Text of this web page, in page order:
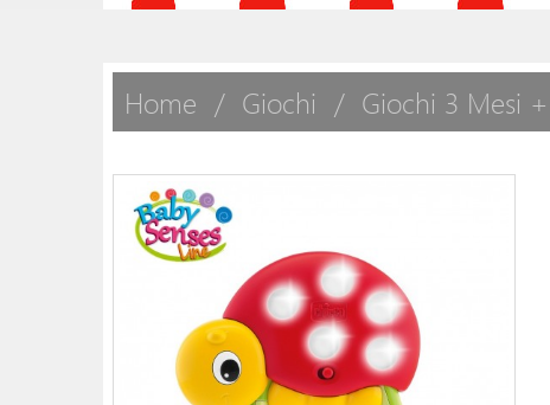
Home Giochi Giochi 3 Mesi +